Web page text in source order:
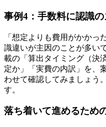
事例4：手数料に認識
「想定よりも費用がかかっ
識違いが主因のことが多い
載の「算出タイミング（決
定か」「実費の内訳」を、
わせて確認してみましょう
す。
落ち着いて進めるため